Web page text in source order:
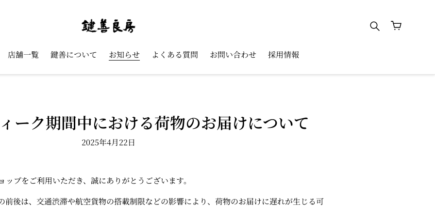
検索
店舗一覧 鍵善について お知らせ よくある質問 お問い合わせ 採用情報
ーク期間中における荷物のお届けについて
2025年4月22日
プをご利用いただき、誠にありがとうございます。
前後は、交通渋滞や航空貨物の搭載制限などの影響により、荷物のお届けに遅れが生じる可